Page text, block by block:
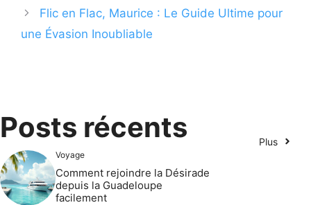
Flic en Flac, Maurice : Le Guide Ultime pour
une Évasion Inoubliable
Posts récents Plus
Voyage
Comment rejoindre la Désirade
depuis la Guadeloupe
facilement